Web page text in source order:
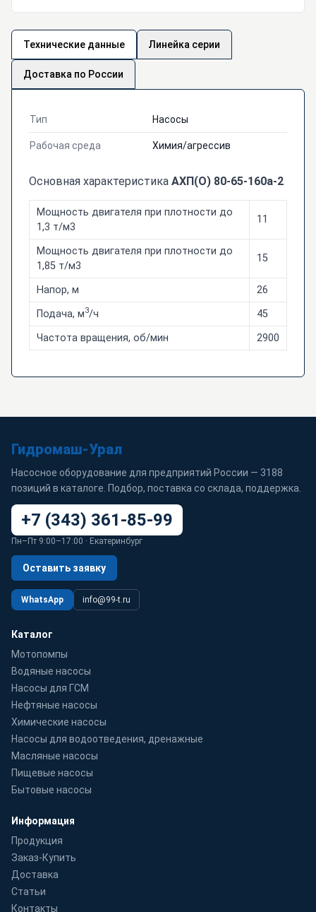
Технические данные Линейка серии
Доставка по России
Тип Насосы
Рабочая среда Химия/агрессив
Основная характеристика АХП(О) 80-65-160а-2
Мощность двигателя при плотности до
1,3 т/м3
11
Мощность двигателя при плотности до
1,85 т/м3
15
Напор, м
26
Подача, м3/ч
45
Частота вращения, об/мин
2900
Гидромаш-Урал
Насосное оборудование для предприятий России — 3188
позиций в каталоге. Подбор, поставка со склада, поддержка.
+7 (343) 361-85-99
Пн–Пт 9:00–17:00 · Екатеринбург
Оставить заявку
WhatsApp info@99-t.ru
Каталог
Мотопомпы
Водяные насосы
Насосы для ГСМ
Нефтяные насосы
Химические насосы
Насосы для водоотведения, дренажные
Масляные насосы
Пищевые насосы
Бытовые насосы
Информация
Продукция
Заказ-Купить
Доставка
Статьи
Контакты